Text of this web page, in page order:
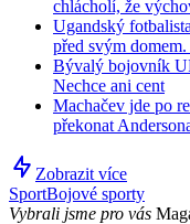
chlácholí, že
Ugandský
před svým
Bývalý bojovník
Nechce ani cent
Machačev jde po
překonat
Zobrazit více
SportBojové sporty
Vybrali jsme pro vás